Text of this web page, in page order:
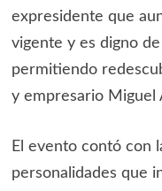
expresidente que
vigente y es digno
permitiendo
y empresario Miguel
El evento contó con
personalidades que